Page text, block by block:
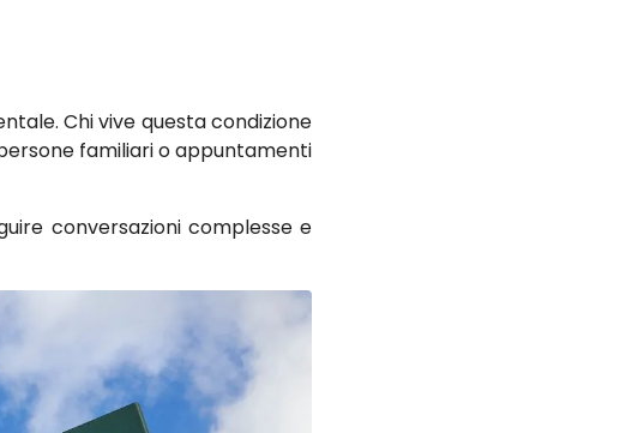
Chi vive questa condizione
familiari o appuntamenti
conversazioni complesse e